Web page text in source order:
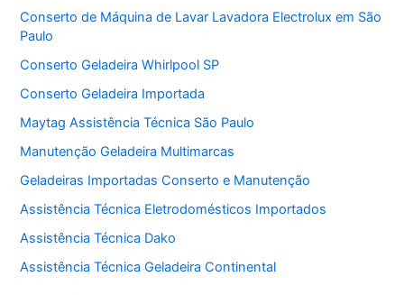
a
s
Conserto de Máquina de Lavar Lavadora Electrolux em São
Paulo
Conserto Geladeira Whirlpool SP
Conserto Geladeira Importada
Maytag Assistência Técnica São Paulo
Manutenção Geladeira Multimarcas
Geladeiras Importadas Conserto e Manutenção
Assistência Técnica Eletrodomésticos Importados
Assistência Técnica Dako
Assistência Técnica Geladeira Continental